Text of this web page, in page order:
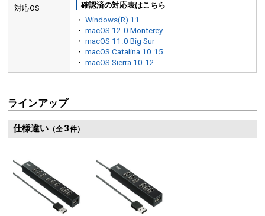
対応OS
確認済の対応表はこちら
・Windows(R) 11
・macOS 12.0 Monterey
・macOS 11.0 Big Sur
・macOS Catalina 10.15
・macOS Sierra 10.12
ラインアップ
仕様違い（全 3件）